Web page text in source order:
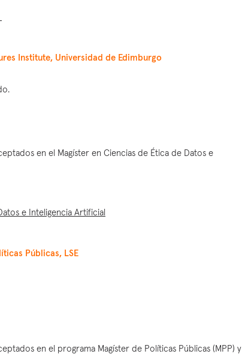
Institute, Universidad de Edimburgo
en el Magíster en Ciencias de Ética de Datos e
e Inteligencia Artificial
Públicas, LSE
en el programa Magíster de Políticas Públicas (MPP) y